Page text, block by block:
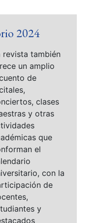
2024
revista también
un amplio
de
clases
y otras
que
el
con la
de
y